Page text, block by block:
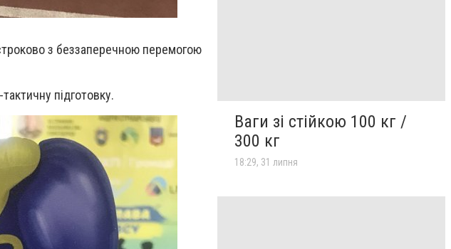
з беззаперечною перемогою
підготовку.
Ваги зі стійкою 100 кг /
300 кг
18:29, 31 липня